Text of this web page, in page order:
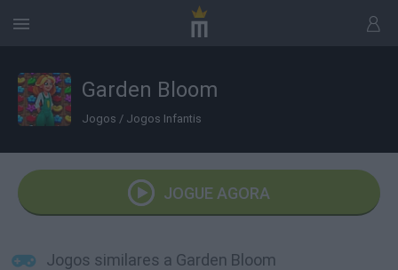
Garden Bloom
Jogos / Jogos Infantis
JOGUE AGORA
Jogos similares a Garden Bloom